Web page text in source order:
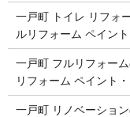
一戸町 トイレ リフォ
ルリフォーム ペイン
一戸町 フルリフォー
リフォーム ペイント
一戸町 リノベーショ